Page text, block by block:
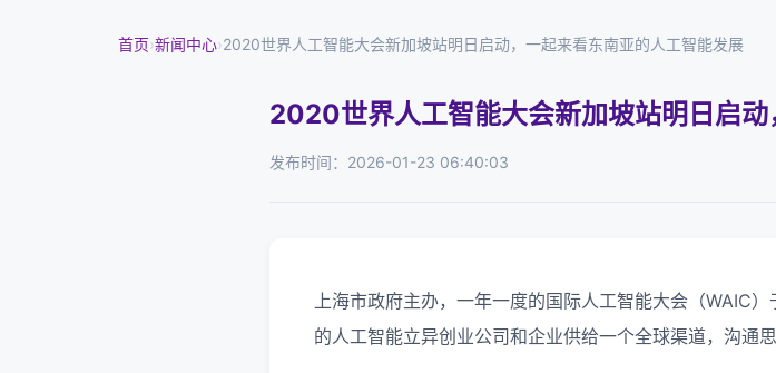
首页›新闻中心›2020世界人工智能大会新加坡站明日启动，一起来看东南亚的人工智能发展
2020世界人工智能大会新加坡站明日启
发布时间：2026-01-23 06:40:03
上海市政府主办，一年一度的国际人工智能大会（WAIC
的人工智能立异创业公司和企业供给一个全球渠道，沟通